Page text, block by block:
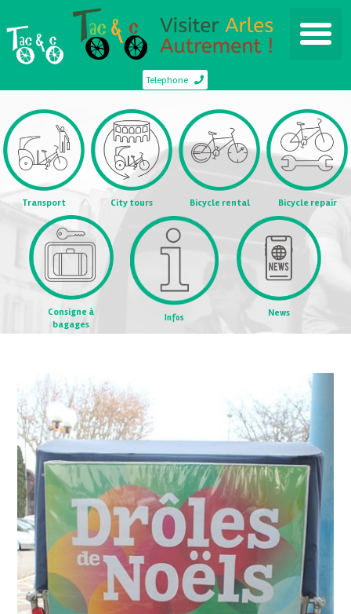
Telephone
Transport City tours Bicycle rental Bicycle repair
Consigne à
bagages
Infos News